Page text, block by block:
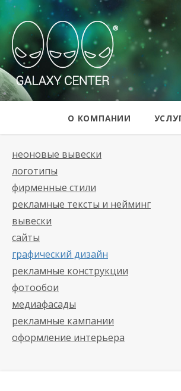
Galaxy Center
О КОМПАНИИ
неоновые вывески
логотипы
фирменные стили
рекламные тексты и нейминг
вывески
сайты
графический дизайн
рекламные конструкции
фотообои
медиафасады
рекламные кампании
оформление интерьера